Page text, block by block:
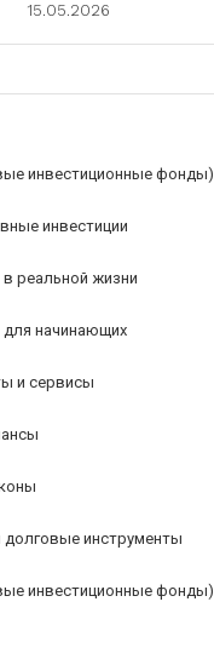
15.05.2026
инвестиционные фонды)
инвестиции
реальной жизни
для начинающих
и сервисы
долговые инструменты
инвестиционные фонды)